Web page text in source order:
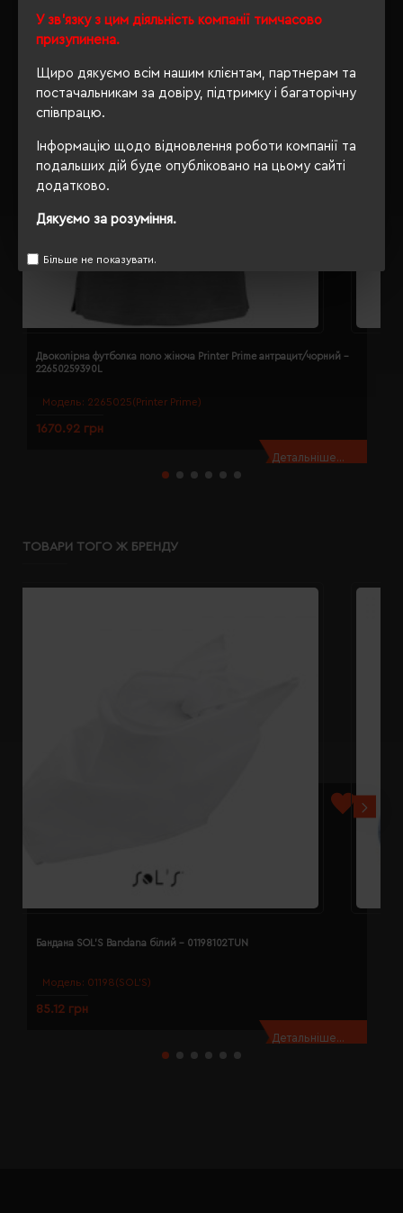
У зв'язку з цим діяльність компанії тимчасово
призупинена.
Щиро дякуємо всім нашим клієнтам, партнерам та
постачальникам за довіру, підтримку і багаторічну
співпрацю.
Інформацію щодо відновлення роботи компанії та
подальших дій буде опубліковано на цьому сайті
додатково.
Дякуємо за розуміння.
Більше не показувати.
Модель: 2265025(Printer Prime)
Двоколірна футболка поло жіноча Printer Prime антрацит/чорний -
22650259390L
1670.92 грн
Детальніше...
ТОВАРИ ТОГО Ж БРЕНДУ
Модель: 01198(SOL’S)
Бандана SOL'S Bandana білий - 01198102TUN
85.12 грн
Детальніше...